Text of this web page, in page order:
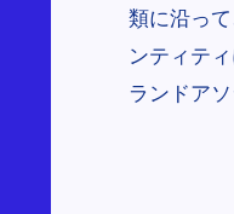
類に沿っ
ンティテ
ランドア